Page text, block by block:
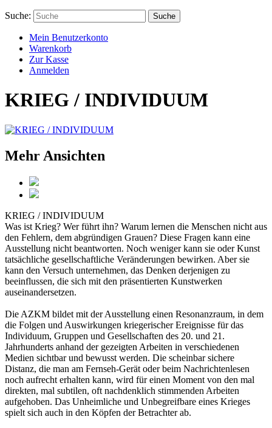
Suche: Suche
Mein Benutzerkonto
Warenkorb
Zur Kasse
Anmelden
KRIEG / INDIVIDUUM
Mehr Ansichten
KRIEG / INDIVIDUUM
Was ist Krieg? Wer führt ihn? Warum lernen die Menschen nicht aus
den Fehlern, dem abgründigen Grauen? Diese Fragen kann eine
Ausstellung nicht beantworten. Noch weniger kann sie oder Kunst
tatsächliche gesellschaftliche Veränderungen bewirken. Aber sie
kann den Versuch unternehmen, das Denken derjenigen zu
beeinflussen, die sich mit den präsentierten Kunstwerken
auseinandersetzen.
Die AZKM bildet mit der Ausstellung einen Resonanzraum, in dem
die Folgen und Auswirkungen kriegerischer Ereignisse für das
Individuum, Gruppen und Gesellschaften des 20. und 21.
Jahrhunderts anhand der gezeigten Arbeiten in verschiedenen
Medien sichtbar und bewusst werden. Die scheinbar sichere
Distanz, die man am Fernseh-Gerät oder beim Nachrichtenlesen
noch aufrecht erhalten kann, wird für einen Moment von den mal
direkten, mal subtilen, oft nachdenklich stimmenden Arbeiten
aufgehoben. Das Unheimliche und Unbegreifbare eines Krieges
spielt sich auch in den Köpfen der Betrachter ab.